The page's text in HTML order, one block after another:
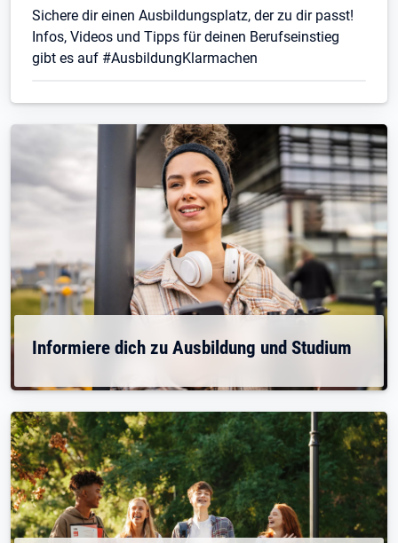
Sichere dir einen Ausbildungsplatz, der zu dir passt!
Infos, Videos und Tipps für deinen Berufseinstieg
gibt es auf #AusbildungKlarmachen
Informiere dich zu Ausbildung und Studium